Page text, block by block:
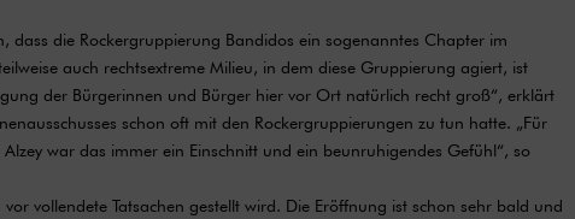
dass die Rockergruppierung Bandidos ein sogenanntes Chapter im
auch rechtsextreme Milieu, in dem diese Gruppierung agiert, ist
der Bürgerinnen und Bürger hier vor Ort natürlich recht groß“, erklärt
schon oft mit den Rockergruppierungen zu tun hatte. „Für
war das immer ein Einschnitt und ein beunruhigendes Gefühl“, so
vollendete Tatsachen gestellt wird. Die Eröffnung ist schon sehr bald und